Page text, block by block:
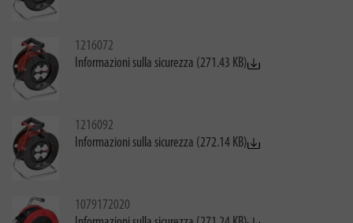
1216072
Informazioni sulla sicurezza (271.43 KB)
1216092
Informazioni sulla sicurezza (272.14 KB)
1079172020